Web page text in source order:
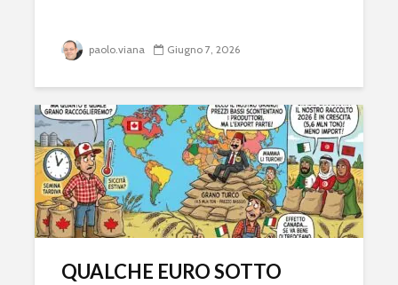
paolo.viana Giugno 7, 2026
QUALCHE EURO SOTTO